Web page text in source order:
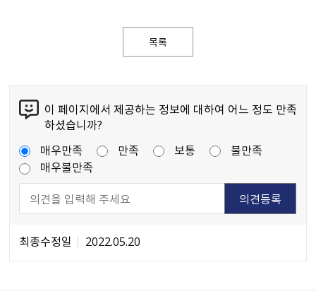
목록
이 페이지에서 제공하는 정보에 대하여 어느 정도 만족
하셨습니까?
매우만족
만족 보통
불만족
매우불만족
최종수정일 2022.05.20